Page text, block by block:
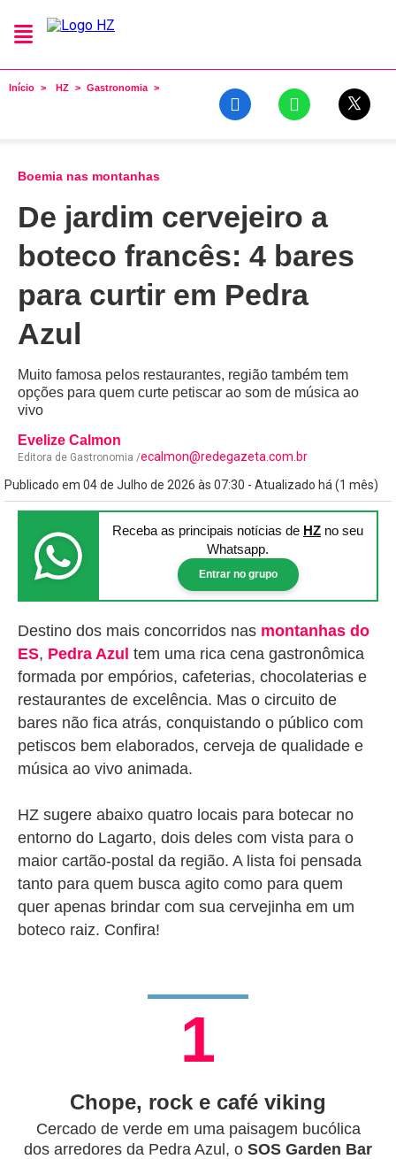
Início HZ Gastronomia
Boemia nas montanhas
De jardim cervejeiro a
boteco francês: 4 bares
para curtir em Pedra
Azul
Muito famosa pelos restaurantes, região também tem
opções para quem curte petiscar ao som de música ao
vivo
Evelize Calmon
Editora de Gastronomia /ecalmon@redegazeta.com.br
Publicado em 04 de Julho de 2026 às 07:30 - Atualizado há (1 mês)
Receba as principais notícias de HZ no seu
Whatsapp.
Entrar no grupo
Destino dos mais concorridos nas montanhas do
ES, Pedra Azul tem uma rica cena gastronômica
formada por empórios, cafeterias, chocolaterias e
restaurantes de excelência. Mas o circuito de
bares não fica atrás, conquistando o público com
petiscos bem elaborados, cerveja de qualidade e
música ao vivo animada.
HZ sugere abaixo quatro locais para botecar no
entorno do Lagarto, dois deles com vista para o
maior cartão-postal da região. A lista foi pensada
tanto para quem busca agito como para quem
quer apenas brindar com sua cervejinha em um
boteco raiz. Confira!
1
Chope, rock e café viking
Cercado de verde em uma paisagem bucólica
dos arredores da Pedra Azul, o SOS Garden Bar